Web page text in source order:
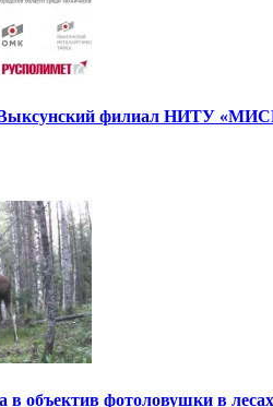
филиал НИТУ
в объектив фотоловушки в